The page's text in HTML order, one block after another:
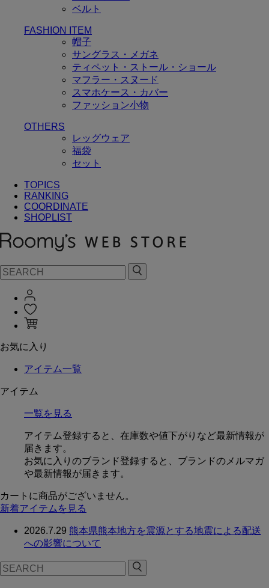
ベルト
FASHION ITEM
帽子
サングラス・メガネ
ティペット・ストール・ショール
マフラー・スヌード
スマホケース・カバー
ファッション小物
OTHERS
レッグウェア
福袋
セット
TOPICS
RANKING
COORDINATE
SHOPLIST
お気に入り
アイテム一覧
アイテム
一覧を見る
アイテム登録すると、在庫数や値下がりなど最新情報が
届きます。
お気に入りのブランド登録すると、ブランドのメルマガ
や最新情報が届きます。
カートに商品がございません。
新着アイテムを見る
2026.7.29 熊本県熊本地方を震源とする地震による配送
への影響について